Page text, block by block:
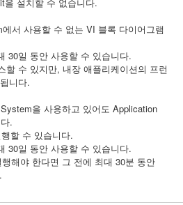
서 사용할 수 없는 VI 블록 다이어그램
30일 동안 사용할 수 있습니다.
할 수 있지만, 내장 애플리케이션의 프런
니다.
을 사용하고 있어도 Application
.
할 수 있습니다.
30일 동안 사용할 수 있습니다.
해야 한다면 그 전에 최대 30분 동안